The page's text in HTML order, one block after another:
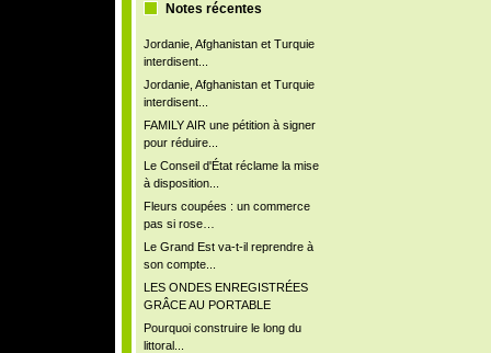
Notes récentes
Jordanie, Afghanistan et Turquie
interdisent...
Jordanie, Afghanistan et Turquie
interdisent...
FAMILY AIR une pétition à signer
pour réduire...
Le Conseil d'État réclame la mise
à disposition...
Fleurs coupées : un commerce
pas si rose…
Le Grand Est va-t-il reprendre à
son compte...
LES ONDES ENREGISTRÉES
GRÂCE AU PORTABLE
Pourquoi construire le long du
littoral...